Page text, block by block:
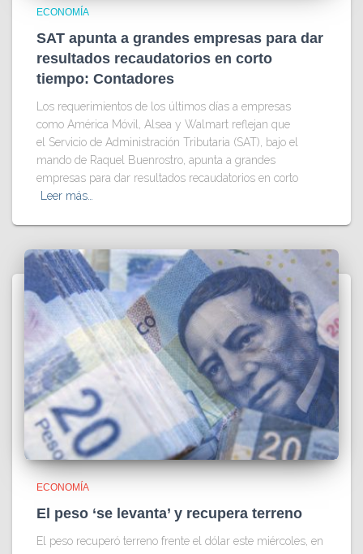
ECONOMÍA
SAT apunta a grandes empresas para dar
resultados recaudatorios en corto
tiempo: Contadores
Los requerimientos de los últimos días a empresas
como América Móvil, Alsea y Walmart reflejan que
el Servicio de Administración Tributaria (SAT), bajo el
mando de Raquel Buenrostro, apunta a grandes
empresas para dar resultados recaudatorios en corto
Leer más…
ECONOMÍA
El peso ‘se levanta’ y recupera terreno
El peso recuperó terreno frente el dólar este miércoles, en